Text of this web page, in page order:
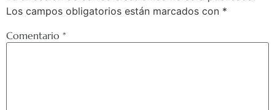
Los campos obligatorios están marcados con *
Comentario *